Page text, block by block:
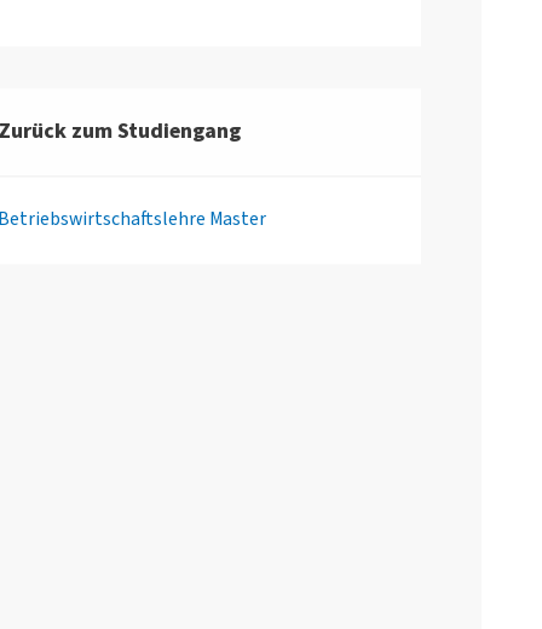
Zurück zum Studiengang
Betriebswirtschaftslehre Master